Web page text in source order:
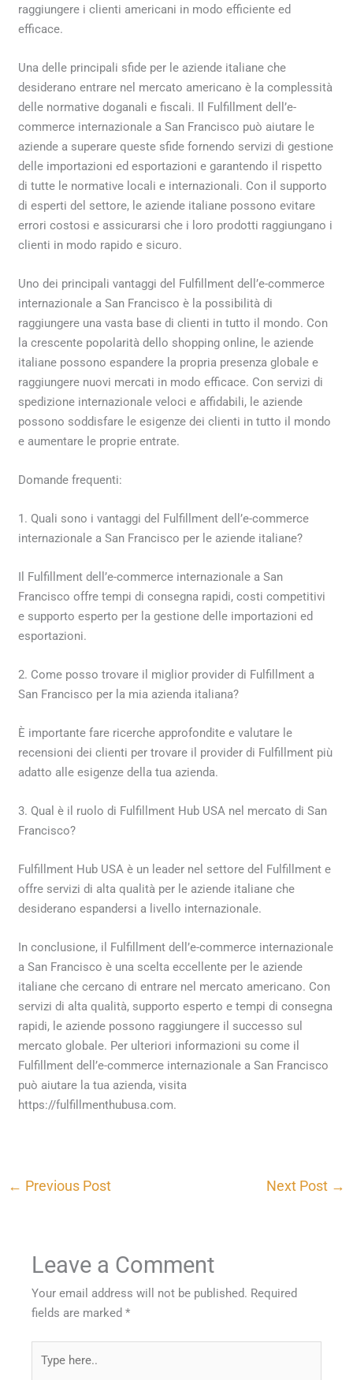
raggiungere i clienti americani in modo efficiente ed
efficace.
Una delle principali sfide per le aziende italiane che
desiderano entrare nel mercato americano è la complessità
delle normative doganali e fiscali. Il Fulfillment dell’e-
commerce internazionale a San Francisco può aiutare le
aziende a superare queste sfide fornendo servizi di gestione
delle importazioni ed esportazioni e garantendo il rispetto
di tutte le normative locali e internazionali. Con il supporto
di esperti del settore, le aziende italiane possono evitare
errori costosi e assicurarsi che i loro prodotti raggiungano i
clienti in modo rapido e sicuro.
Uno dei principali vantaggi del Fulfillment dell’e-commerce
internazionale a San Francisco è la possibilità di
raggiungere una vasta base di clienti in tutto il mondo. Con
la crescente popolarità dello shopping online, le aziende
italiane possono espandere la propria presenza globale e
raggiungere nuovi mercati in modo efficace. Con servizi di
spedizione internazionale veloci e affidabili, le aziende
possono soddisfare le esigenze dei clienti in tutto il mondo
e aumentare le proprie entrate.
Domande frequenti:
1. Quali sono i vantaggi del Fulfillment dell’e-commerce
internazionale a San Francisco per le aziende italiane?
Il Fulfillment dell’e-commerce internazionale a San
Francisco offre tempi di consegna rapidi, costi competitivi
e supporto esperto per la gestione delle importazioni ed
esportazioni.
2. Come posso trovare il miglior provider di Fulfillment a
San Francisco per la mia azienda italiana?
È importante fare ricerche approfondite e valutare le
recensioni dei clienti per trovare il provider di Fulfillment più
adatto alle esigenze della tua azienda.
3. Qual è il ruolo di Fulfillment Hub USA nel mercato di San
Francisco?
Fulfillment Hub USA è un leader nel settore del Fulfillment e
offre servizi di alta qualità per le aziende italiane che
desiderano espandersi a livello internazionale.
In conclusione, il Fulfillment dell’e-commerce internazionale
a San Francisco è una scelta eccellente per le aziende
italiane che cercano di entrare nel mercato americano. Con
servizi di alta qualità, supporto esperto e tempi di consegna
rapidi, le aziende possono raggiungere il successo sul
mercato globale. Per ulteriori informazioni su come il
Fulfillment dell’e-commerce internazionale a San Francisco
può aiutare la tua azienda, visita
https://fulfillmenthubusa.com.
← Previous Post Next Post →
Leave a Comment
Your email address will not be published. Required
fields are marked*
here..